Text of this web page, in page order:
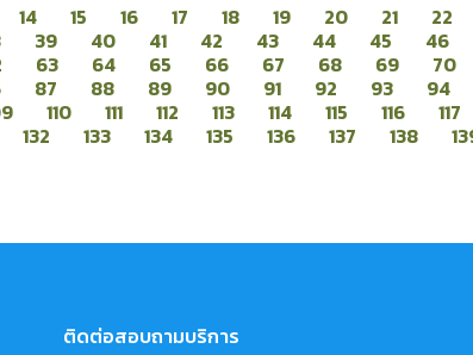
14 15 16 17 18 19 20 21 22
39 40 41 42 43 44 45 46
63 64 65 66 67 68 69 70
87 88 89 90 91 92 93 94
110 111 112 113 114 115 116 117
132 133 134 135 136 137 138
ติดต่อสอบถามบริการ